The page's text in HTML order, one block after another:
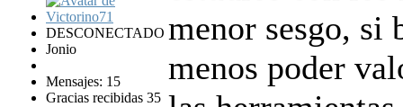
DESCONECTADO
Jonio
Mensajes: 15
Gracias recibidas 35
menor sesgo, si
menos poder